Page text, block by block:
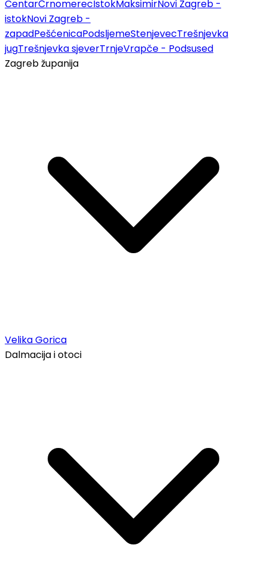
CentarČrnomerecIstokMaksimirNovi Zagreb -
istokNovi Zagreb -
zapadPešćenicaPodsljemeStenjevecTrešnjevka
jugTrešnjevka sjeverTrnjeVrapče - Podsused
Zagreb županija
Velika Gorica
Dalmacija i otoci